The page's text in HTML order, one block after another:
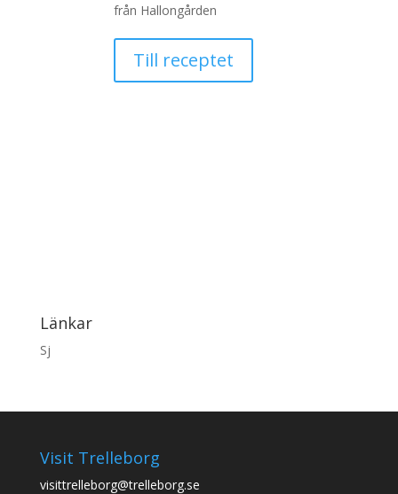
från Hallongården
Till receptet
Länkar
Sj
Visit Trelleborg
visittrelleborg@trelleborg.se